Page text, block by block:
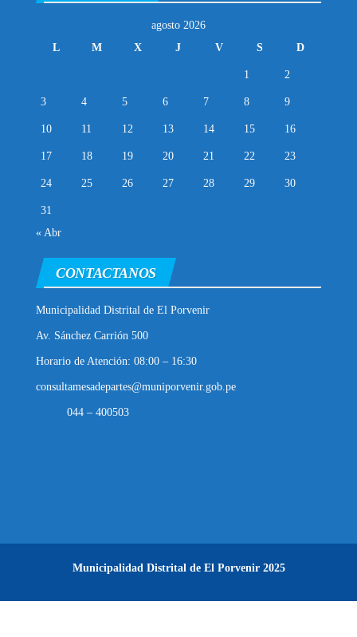
agosto 2026
L
M X J V S D
1 2
3 4 5 6 7 8 9
10 11 12 13 14 15 16
17 18 19 20 21 22 23
24 25 26 27 28 29 30
31
« Abr
CONTACTANOS
Municipalidad Distrital de El Porvenir
Av. Sánchez Carrión 500
Horario de Atención: 08:00 – 16:30
consultamesadepartes@muniporvenir.gob.pe
044 – 400503
Municipalidad Distrital de El Porvenir 2025